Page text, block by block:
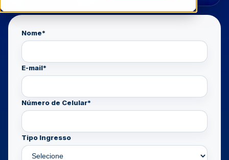
Nome*
E-mail*
Número de Celular*
Tipo Ingresso